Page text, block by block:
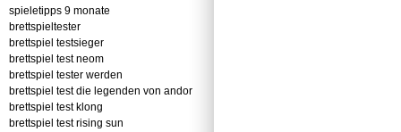
spieletipps 9 monate
brettspieltester
brettspiel testsieger
brettspiel test neom
brettspiel tester werden
brettspiel test die legenden von andor
brettspiel test klong
brettspiel test rising sun